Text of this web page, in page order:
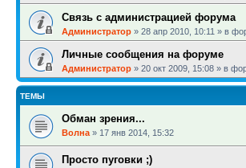
Связь с администрацией форума
Администратор » 28 апр 2010, 10:11 » в
Личные сообщения на форуме
Администратор » 20 окт 2009, 15:08 » в
ТЕМЫ
Обман зрения...
Волна » 17 янв 2014, 15:32
Просто пуговки ;)